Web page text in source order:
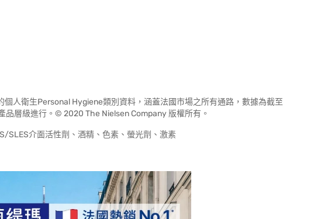
人衛生Personal Hygiene類別資料，涵蓋法國市場之所有通路，數據為截至
品層級進行。© 2020 The Nielsen Company 版權所有。
SLES介面活性劑、酒精、色素、螢光劑、激素